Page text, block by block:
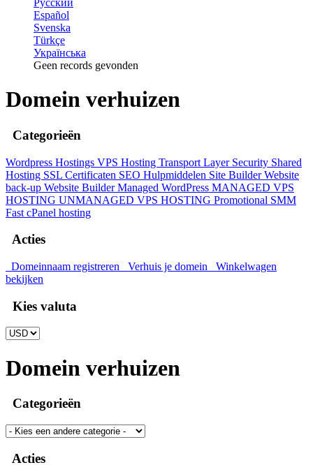
Русский
Español
Svenska
Türkçe
Українська
Geen records gevonden
Domein verhuizen
Categorieën
Wordpress Hostings VPS Hosting Transport Layer Security Shared
Hosting SSL Certificaten SEO Hulpmiddelen Site BuilderWebsite
back-up Website BuilderManaged WordPress MANAGED VPS
HOSTING UNMANAGED VPS HOSTING Promotional SMM
Fast cPanel hosting
Acties
Domeinnaam registreren Verhuis je domein
Winkelwagen
bekijken
Kies valuta
Domein verhuizen
Categorieën
Acties